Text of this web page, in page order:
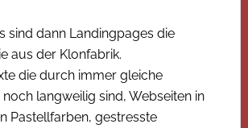
sind dann Landingpages die
aus der Klonfabrik.
die durch immer gleiche
langweilig sind, Webseiten in
Pastellfarben, gestresste